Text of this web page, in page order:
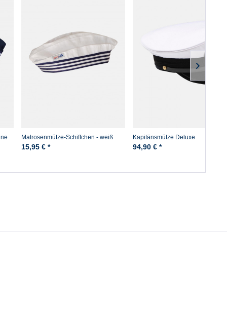
Matrosenmütze-Schiffchen - weiß
15,95 € *
Kapitänsmütze Deluxe
94,90 € *